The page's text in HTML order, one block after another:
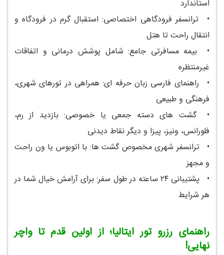
استاندارد
•
ترانسفر فرودگاهی اختصاصی: استقبال گرم در فرودگاه و
انتقال راحت تا هتل
•
بیمه مسافرتی جامع: شامل پوشش درمانی و اتفاقات
غیرمنتظره
•
راهنمای فارسی زبان حرفه ای: همراهی در تورهای شهری،
فرهنگی و طبیعی
•
گشت های دسته جمعی یا خصوصی: بازدید از رم،
فلورانس، ونیز، پیزا و دیگر نقاط دیدنی
•
ترانسفر شهری مخصوص گشت ها: با اتوبوس یا ون راحت
و مجهز
•
پشتیبانی ۲۴ ساعته در طول سفر: برای آرامش خیال شما در
هر شرایط
راهنمای رزرو تور ایتالیا؛ از اولین قدم تا واچر
نهایی!